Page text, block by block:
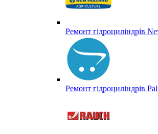
Ремонт гідроциліндрів
Ремонт гідроциліндрів